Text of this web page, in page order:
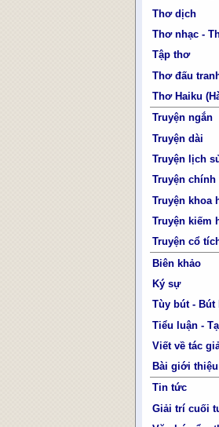
Thơ dịch
Thơ nhạc -
Tập thơ
Thơ đấu
Thơ Haiku
Truyện ngắn
Truyện dài
Truyện lịch
Truyện chính
Truyện khoa
Truyện kiếm
Truyện cổ
Biên khảo
Ký sự
Tùy bút - Bút
Tiểu luận -
Viết về tác
Bài giới thiệu
Tin tức
Giải trí cuối